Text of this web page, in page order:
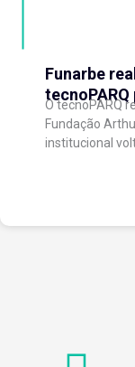
Funarbe
gestão da
O tecnoPARQ
Fundação
institucional